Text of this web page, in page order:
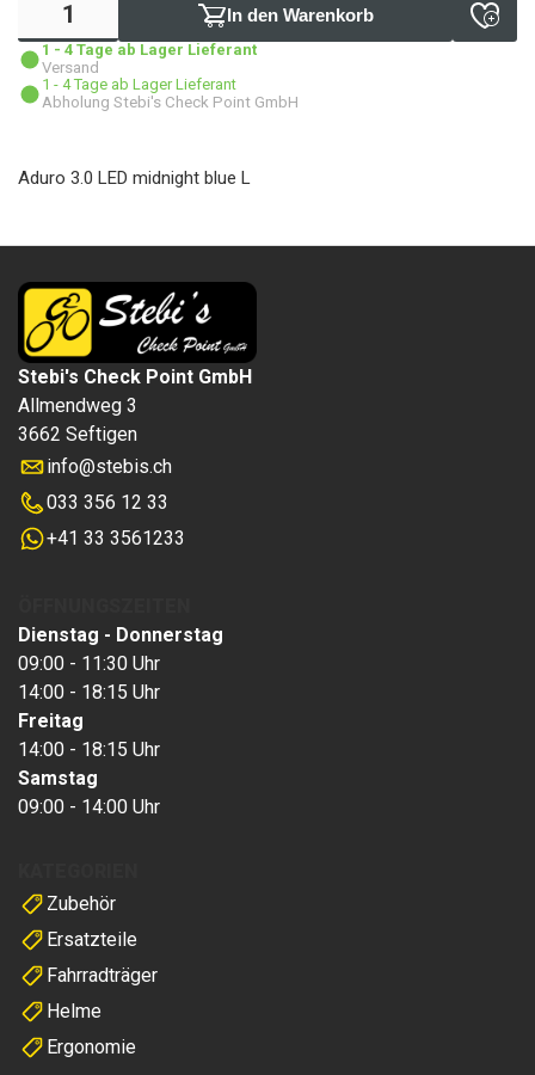
In den Warenkorb
1 - 4 Tage ab Lager Lieferant
Versand
1 - 4 Tage ab Lager Lieferant
Abholung Stebi's Check Point GmbH
Aduro 3.0 LED midnight blue L
Stebi's Check Point GmbH
Allmendweg 3
3662 Seftigen
info@stebis.ch
033 356 12 33
+41 33 3561233
Zubehör
Ersatzteile
Fahrradträger
Helme
Ergonomie
Dienstag - Donnerstag
09:00 - 11:30 Uhr
14:00 - 18:15 Uhr
Freitag
14:00 - 18:15 Uhr
Samstag
09:00 - 14:00 Uhr